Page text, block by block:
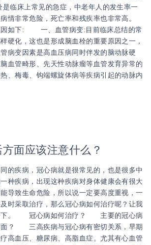
床上常见的急症，中老年人的发生率一
情非常危险，死亡率和残疾率也非常高。
如下: 一、血管病变:目前临床总结的常
硬化，这也是形成脑血栓的重要原因之一，
病变因素是高血压病同时伴发的脑动脉硬
血管畸形、先天性动脉瘤等血管发育异常的
、梅毒、钩端螺旋体病等疾病引起的动脉内
面应该注意什么？
的疾病，冠心病就是很常见的，也是很多中
种疾病，出现这种疾病对身体健康会有很大
导致生命危险，所以说一定要高度重视，一
时采取治疗，那么冠心病如何治疗呢？让我
下。 冠心病如何治疗？ 主要的冠心病
面？ 三高疾病与冠心病有密切关系，早期
高血压、糖尿病、高脂血症。尤其有心血管